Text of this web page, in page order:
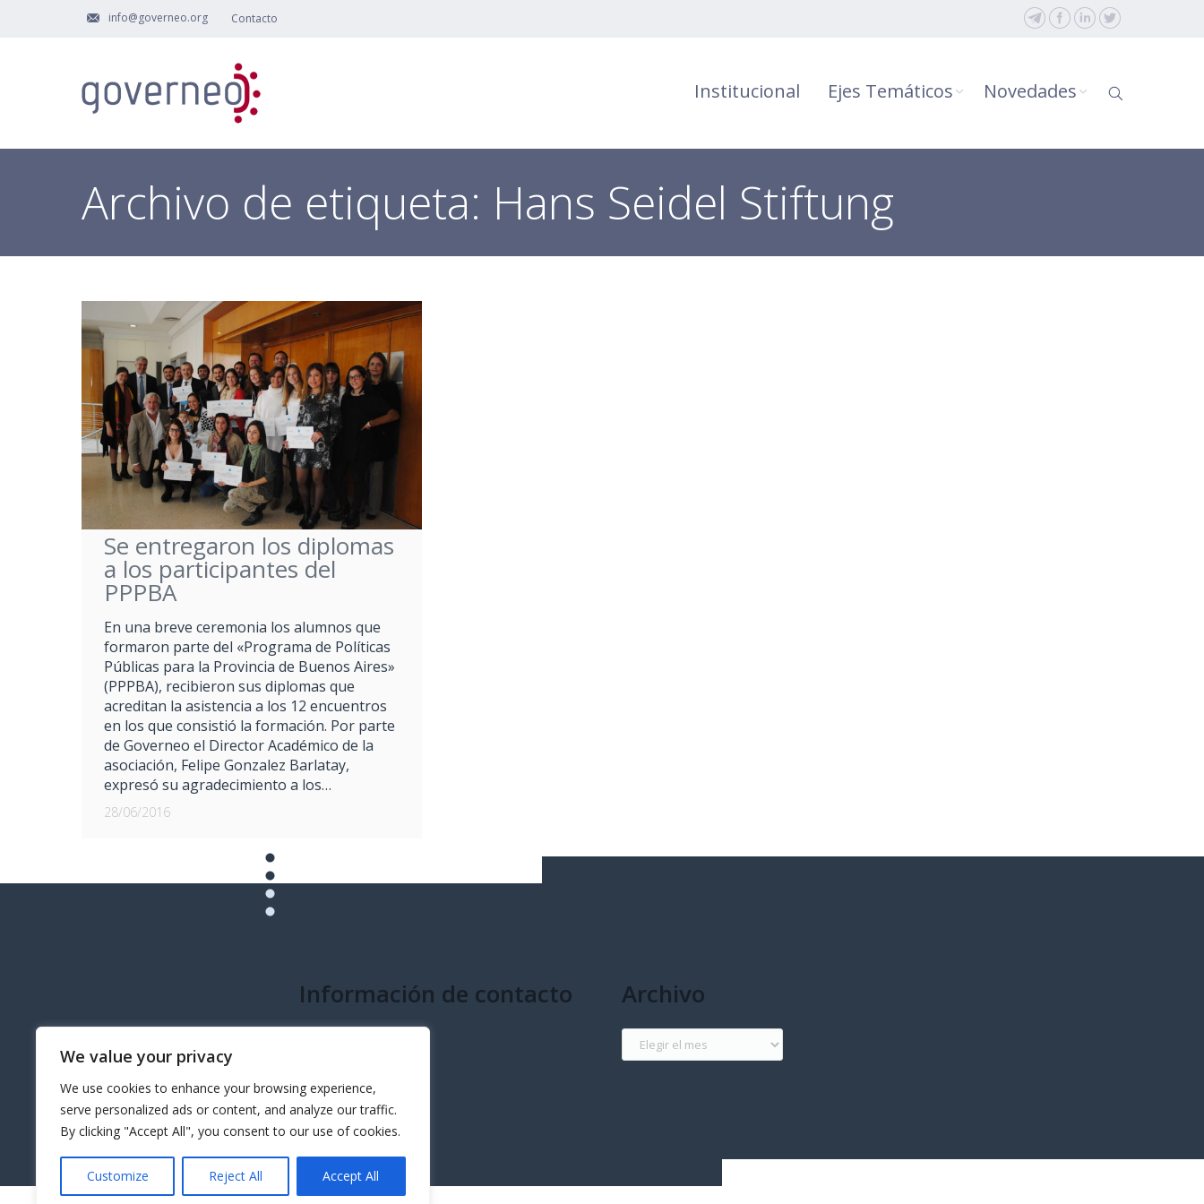
We value your privacy
We use cookies to enhance your browsing experience,
serve personalized ads or content, and analyze our traffic.
By clicking "Accept All", you consent to our use of cookies.
Customize Reject All Accept All
info@governeo.org Contacto
Institucional Ejes Temáticos Novedades
Archivo de etiqueta: Hans Seidel Stiftung
Se entregaron los diplomas
a los participantes del
PPPBA
En una breve ceremonia los alumnos que
formaron parte del «Programa de Políticas
Públicas para la Provincia de Buenos Aires»
(PPPBA), recibieron sus diplomas que
acreditan la asistencia a los 12 encuentros
en los que consistió la formación. Por parte
de Governeo el Director Académico de la
asociación, Felipe Gonzalez Barlatay,
expresó su agradecimiento a los…
28/06/2016
Información de contacto Archivo
Archivo